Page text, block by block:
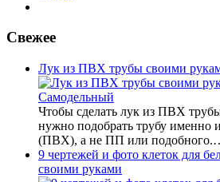
Свежее
Лук из ПВХ трубы своими
Чтобы сделать лук из ПВХ
нужно подобрать трубу именно
(ПВХ), а не ПП или
9 чертежей и фото клеток для
своими руками